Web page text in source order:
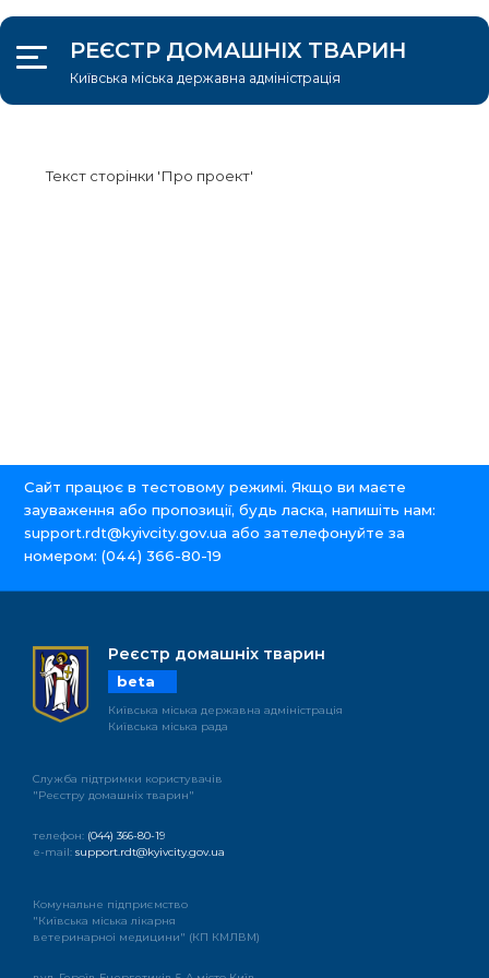
РЕЄСТР ДОМАШНІХ ТВАРИН
Київська міська державна адміністрація
Текст сторінки 'Про проект'
Сайт працює в тестовому режимі. Якщо ви маєте
зауваження або пропозиції, будь ласка, напишіть нам:
support.rdt@kyivcity.gov.ua або зателефонуйте за
номером: (044) 366-80-19
Реєстр домашніх тварин
beta
Київська міська державна адміністрація
Київська міська рада
Служба підтримки користувачів
"Реєстру домашніх тварин"
телефон: (044) 366-80-19
e-mail: support.rdt@kyivcity.gov.ua
Комунальне підприємство
"Київська міська лікарня
ветеринарноі медицини" (КП КМЛВМ)